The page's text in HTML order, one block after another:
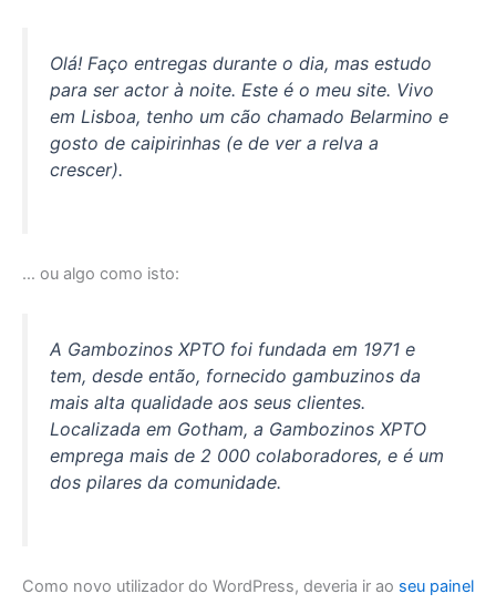
Olá! Faço entregas durante o dia, mas estudo
para ser actor à noite. Este é o meu site. Vivo
em Lisboa, tenho um cão chamado Belarmino e
gosto de caipirinhas (e de ver a relva a
crescer).
… ou algo como isto:
A Gambozinos XPTO foi fundada em 1971 e
tem, desde então, fornecido gambuzinos da
mais alta qualidade aos seus clientes.
Localizada em Gotham, a Gambozinos XPTO
emprega mais de 2 000 colaboradores, e é um
dos pilares da comunidade.
Como novo utilizador do WordPress, deveria ir ao seu painel